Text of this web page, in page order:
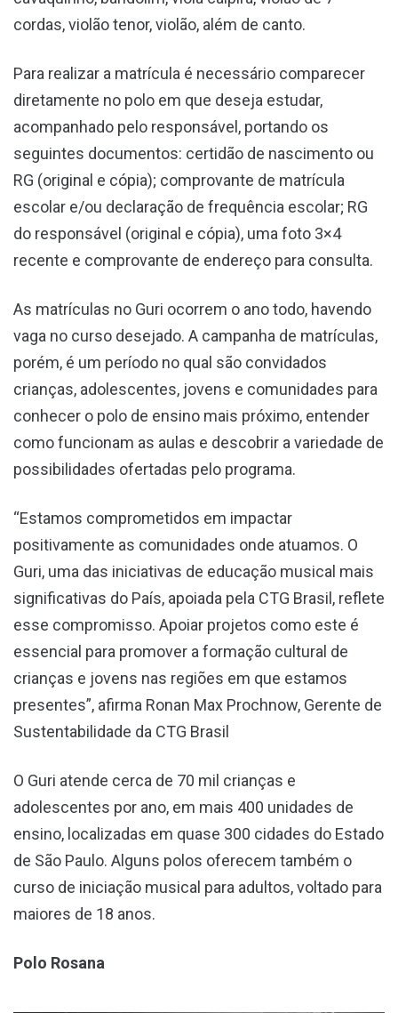
cordas, violão tenor, violão, além de canto.
Para realizar a matrícula é necessário comparecer
diretamente no polo em que deseja estudar,
acompanhado pelo responsável, portando os
seguintes documentos: certidão de nascimento ou
RG (original e cópia); comprovante de matrícula
escolar e/ou declaração de frequência escolar; RG
do responsável (original e cópia), uma foto 3×4
recente e comprovante de endereço para consulta.
As matrículas no Guri ocorrem o ano todo, havendo
vaga no curso desejado. A campanha de matrículas,
porém, é um período no qual são convidados
crianças, adolescentes, jovens e comunidades para
conhecer o polo de ensino mais próximo, entender
como funcionam as aulas e descobrir a variedade de
possibilidades ofertadas pelo programa.
“Estamos comprometidos em impactar
positivamente as comunidades onde atuamos. O
Guri, uma das iniciativas de educação musical mais
significativas do País, apoiada pela CTG Brasil, reflete
esse compromisso. Apoiar projetos como este é
essencial para promover a formação cultural de
crianças e jovens nas regiões em que estamos
presentes”, afirma Ronan Max Prochnow, Gerente de
Sustentabilidade da CTG Brasil
O Guri atende cerca de 70 mil crianças e
adolescentes por ano, em mais 400 unidades de
ensino, localizadas em quase 300 cidades do Estado
de São Paulo. Alguns polos oferecem também o
curso de iniciação musical para adultos, voltado para
maiores de 18 anos.
Polo Rosana